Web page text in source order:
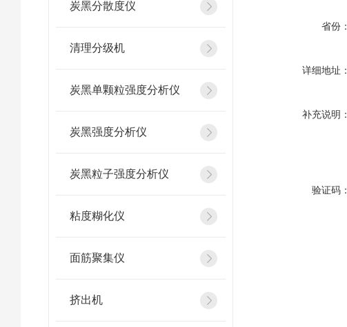
炭黑分散度仪
清理分级机
炭黑单颗粒强度分析仪
炭黑强度分析仪
炭黑粒子强度分析仪
粘度糊化仪
面筋聚集仪
挤出机
省份：
详细地址：
补充说明：
验证码：